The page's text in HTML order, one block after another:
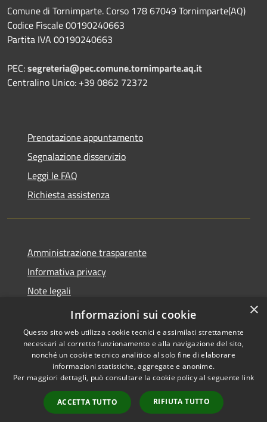
Comune di Tornimparte. Corso 178 67049 Tornimparte(AQ)
Codice Fiscale 00190240663
Partita IVA 00190240663
PEC:segreteria@pec.comune.tornimparte.aq.it
Centralino Unico: +39 0862 72372
Prenotazione appuntamento
Segnalazione disservizio
Leggi le FAQ
Richiesta assistenza
Amministrazione trasparente
Informativa privacy
Note legali
Dichiarazione di accessibilità
Accessibilità
Copyright © 2026 • Comune di
Tornimparte • Powered by
Municipium•
Accesso
redazione
×
Informazioni sui cookie
Questo sito web utilizza cookie tecnici e assimilati strettamente
necessari al corretto funzionamento e alla navigazione del sito,
nonché un cookie tecnico analitico al solo fine di elaborare
informazioni statistiche, aggregate e anonime.
Per maggiori dettagli, può consultare la cookie policy al seguente link
ACCETTA TUTTO RIFIUTA TUTTO